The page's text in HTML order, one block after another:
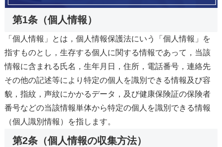
第1条（個人情報）
「個人情報」とは，個人情報保護法にいう「個人情報」を
指すものとし，生存する個人に関する情報であって，当該
情報に含まれる氏名，生年月日，住所，電話番号，連絡先
その他の記述等により特定の個人を識別できる情報及び容
貌，指紋，声紋にかかるデータ，及び健康保険証の保険者
番号などの当該情報単体から特定の個人を識別できる情報
（個人識別情報）を指します。
第2条（個人情報の収集方法）